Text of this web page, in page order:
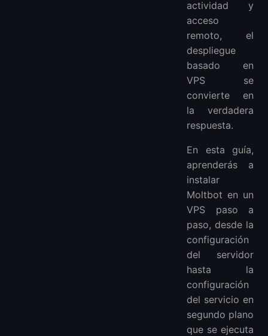
actividad y
acceso
remoto, el
despliegue
basado en
VPS se
convierte en
la verdadera
respuesta.
En esta guía,
aprenderás a
instalar
Moltbot en un
VPS paso a
paso, desde la
configuración
del servidor
hasta la
configuración
del servicio en
segundo plano
que se ejecuta